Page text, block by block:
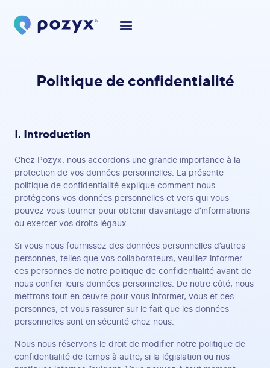
Politique de confidentialité
I. Introduction
Chez Pozyx, nous accordons une grande importance à la
protection de vos données personnelles. La présente
politique de confidentialité explique comment nous
protégeons vos données personnelles et vers qui vous
pouvez vous tourner pour obtenir davantage d’informations
ou exercer vos droits légaux.
Si vous nous fournissez des données personnelles d’autres
personnes, telles que vos collaborateurs, veuillez informer
ces personnes de notre politique de confidentialité avant de
nous confier leurs données personnelles. De notre côté, nous
mettrons tout en œuvre pour vous informer, vous et ces
personnes, et vous rassurer sur le fait que les données
personnelles sont en sécurité chez nous.
Nous nous réservons le droit de modifier notre politique de
confidentialité de temps à autre, si la législation ou nos